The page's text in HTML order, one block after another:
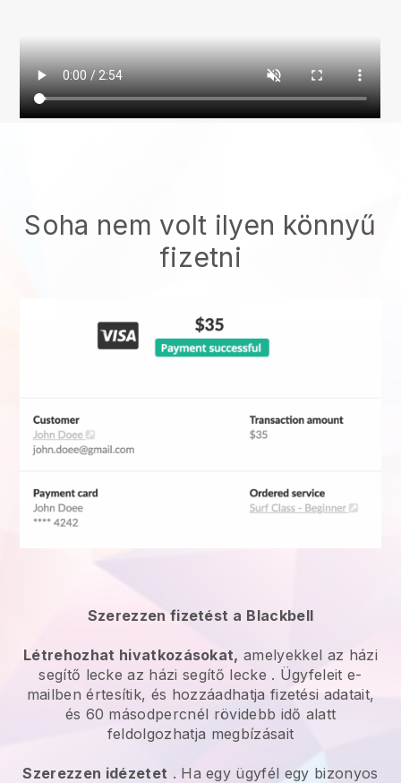
Soha nem volt ilyen könnyű
fizetni
Szerezzen fizetést a Blackbell
Létrehozhat hivatkozásokat, amelyekkel az házi
segítő lecke az házi segítő lecke . Ügyfeleit e-
mailben értesítik, és hozzáadhatja fizetési adatait,
és 60 másodpercnél rövidebb idő alatt
feldolgozhatja megbízásait
Szerezzen idézetet . Ha egy ügyfél egy bizonyos